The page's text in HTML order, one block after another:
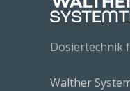
Dosiertechnik
Walther